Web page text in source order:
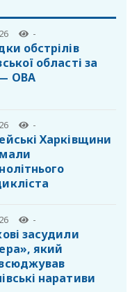
-
обстрілів
області за
ОВА
-
Харківщини
-
засудили
який
наративи